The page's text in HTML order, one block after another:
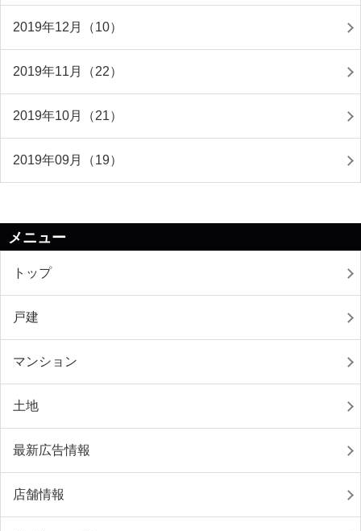
2019年12月（10）
2019年11月（22）
2019年10月（21）
2019年09月（19）
メニュー
トップ
戸建
マンション
土地
最新広告情報
店舗情報